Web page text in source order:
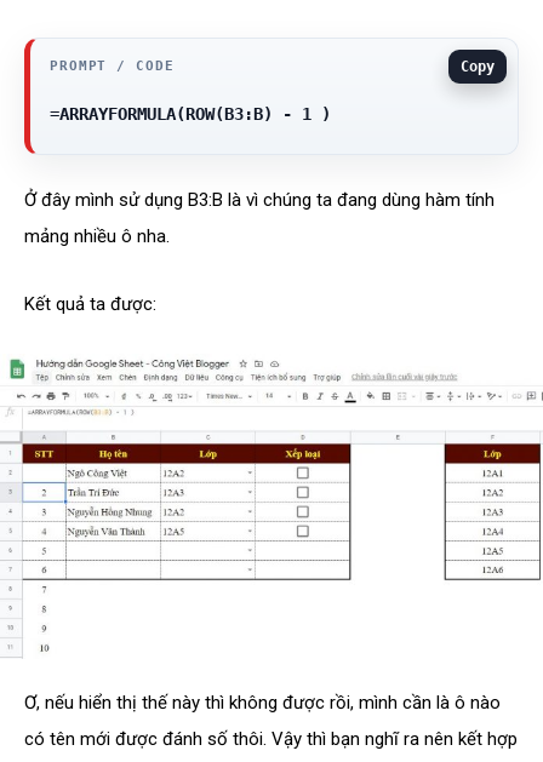
=ARRAYFORMULA(ROW(B3:B) - 1 )
Copy
Ở đây mình sử dụng B3:B là vì chúng ta đang dùng hàm tính
mảng nhiều ô nha.
Kết quả ta được:
Ơ, nếu hiển thị thế này thì không được rồi, mình cần là ô nào
có tên mới được đánh số thôi. Vậy thì bạn nghĩ ra nên kết hợp